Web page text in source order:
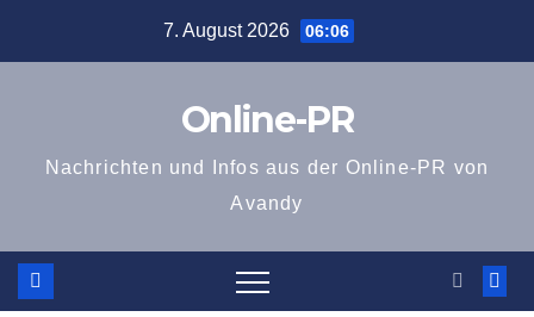
7. August 2026 06:06
Online-PR
Nachrichten und Infos aus der Online-PR von
Avandy